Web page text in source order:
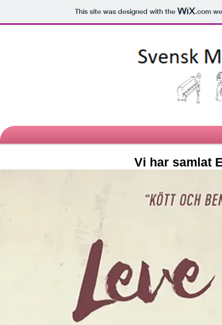
This site was designed with the .com
Vi har samlat